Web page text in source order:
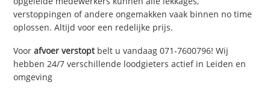
verstoppingen of andere ongemakken vaak binnen no time
oplossen. Altijd voor een redelijke prijs.
Voorafvoer verstoptbelt u vandaag 071-7600796! Wij
hebben 24/7 verschillende loodgieters actief in Leiden en
omgeving